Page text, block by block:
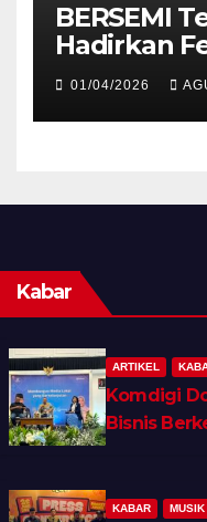
BERSEMI
Hadirkan
01/04/2026
Kabar
ARTIKEL
Komdigi
Bisnis
KABAR MUSIK